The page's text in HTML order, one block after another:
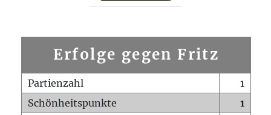
Erfolge gegen Fritz
Partienzahl
1
Schönheitspunkte
1